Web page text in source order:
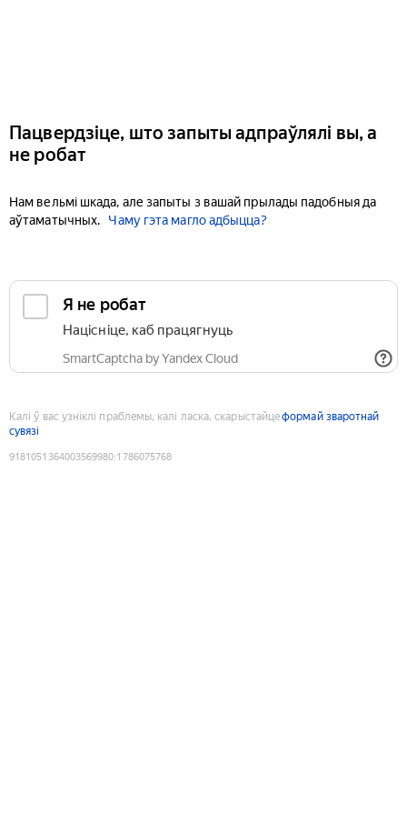
Пацвердзіце, што запыты адпраўлялі вы, а
не робат
Нам вельмі шкада, але запыты з вашай прылады падобныя да
аўтаматычных.
Чаму гэта магло адбыцца?
Я не робат
Націсніце, каб працягнуць
SmartCaptcha by Yandex Cloud
Калі ў вас узніклі праблемы, калі ласка, скарыстайцеформай зваротнай
сувязі
9181051364003569980:1786075768